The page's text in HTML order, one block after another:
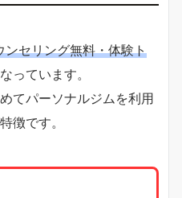
ンセリング無料・体験ト
っています。
てパーソナルジムを利用
徴です。